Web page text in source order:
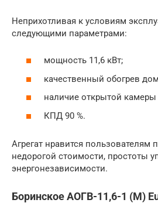
Неприхотливая к условиям
следующими параметрами:
мощность 11,6 кВт;
качественный обогрев
наличие открытой камеры
КПД 90 %.
Агрегат нравится пользователям
недорогой стоимости, простоты
энергонезависимости.
Боринское АОГВ-11,6-1 (М)